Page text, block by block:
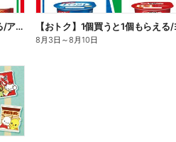
【おトク】1個買うと1個もらえる/アイス
8月3日 ～8月10日